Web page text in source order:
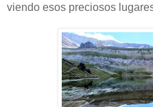
viendo esos preciosos